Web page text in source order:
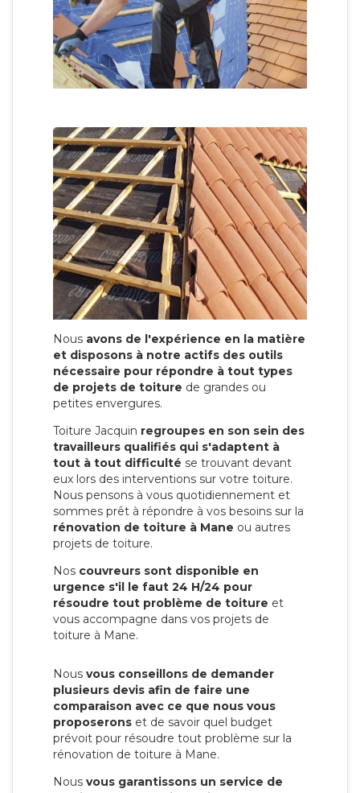
Nous avons de l'expérience en la matière
et disposons à notre actifs des outils
nécessaire pour répondre à tout types
de projets de toiture de grandes ou
petites envergures.
Toiture Jacquin regroupes en son sein des
travailleurs qualifiés qui s'adaptent à
tout à tout difficulté se trouvant devant
eux lors des interventions sur votre toiture.
Nous pensons à vous quotidiennement et
sommes prêt à répondre à vos besoins sur la
rénovation de toiture à Mane ou autres
projets de toiture.
Nos couvreurs sont disponible en
urgence s'il le faut 24 H/24 pour
résoudre tout problème de toiture et
vous accompagne dans vos projets de
toiture à Mane.
Nous vous conseillons de demander
plusieurs devis afin de faire une
comparaison avec ce que nous vous
proposerons et de savoir quel budget
prévoit pour résoudre tout problème sur la
rénovation de toiture à Mane.
Nous vous garantissons un service de